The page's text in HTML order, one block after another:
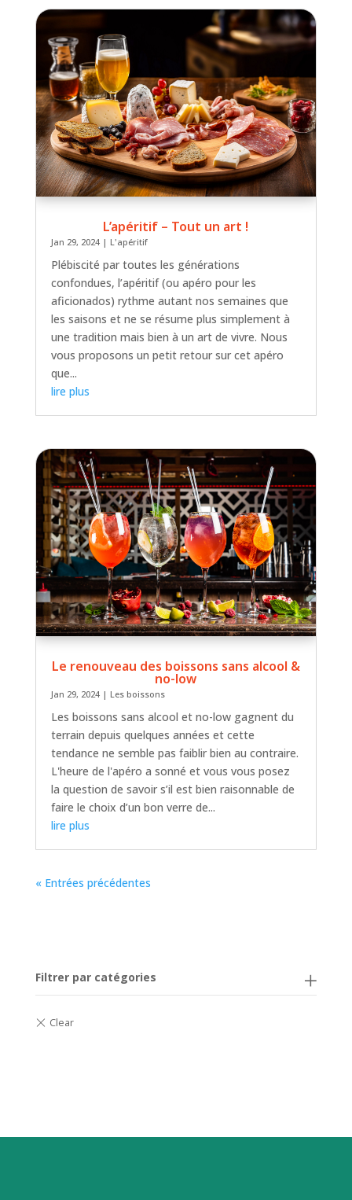
L’apéritif – Tout un art !
Jan 29, 2024| L'apéritif
Plébiscité par toutes les générations
confondues, l’apéritif (ou apéro pour les
aficionados) rythme autant nos semaines que
les saisons et ne se résume plus simplement à
une tradition mais bien à un art de vivre. Nous
vous proposons un petit retour sur cet apéro
que...
lire plus
Le renouveau des boissons sans alcool &
no-low
Jan 29, 2024| Les boissons
Les boissons sans alcool et no-low gagnent du
terrain depuis quelques années et cette
tendance ne semble pas faiblir bien au contraire.
L'heure de l'apéro a sonné et vous vous posez
la question de savoir s’il est bien raisonnable de
faire le choix d’un bon verre de...
lire plus
« Entrées précédentes
Filtrer par catégories